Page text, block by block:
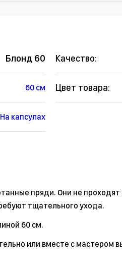
Блонд 60 Качество:
60 см Цвет товара:
На капсулах
пряди. Они не
тщательного ухода.
60 см.
или вместе с мастером